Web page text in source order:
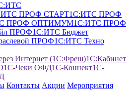
ПРОФ СТАРТ1С:ИТС ПРОФ
ПРОФ ОПТИМУМ1С:ИТС ПРОФ
ПРОФ1С:ИТС Бюджет
ПРОФ1С:ИТС Техно
Интернет (1С:Фреш)1С:Кабинет
1С-Чеки ОФД1С‑Коннект1C-
Контакты Акции Мероприятия